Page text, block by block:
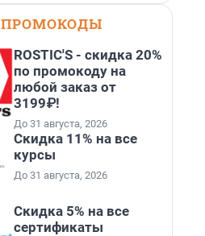
ПРОМОКОДЫ
ROSTIC'S - скидка 20%
по промокоду на
любой заказ от
3199₽!
До 31 августа, 2026
Скидка 11% на все
курсы
До 31 августа, 2026
Скидка 5% на все
сертификаты